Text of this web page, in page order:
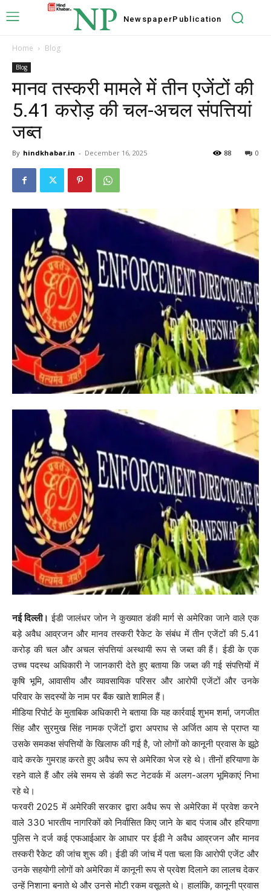
NP NewspaperPublication
Home Blog
Blog
मानव तस्करी मामले में तीन एजेंटों की
5.41 करोड़ की चल-अचल संपत्तियां
जब्त
By hindkhabar.in - December 16, 2025 0
88
नई दिल्ली। ईडी जालंधर जोन ने कुख्यात डंकी मार्ग से अमेरिका जाने वाले एक
बड़े अवैध आव्रजन और मानव तस्करी रैकेट के संबंध में तीन एजेंटों की 5.41
करोड़ की चल और अचल संपत्तियां अस्थायी रूप से जब्त की हैं। ईडी के एक
उच्च पदस्थ अधिकारी ने जानकारी देते हुए बताया कि जब्त की गई संपत्तियों में
कृषि भूमि, आवासीय और व्यावसायिक परिसर और आरोपी एजेंटों और उनके
परिवार के सदस्यों के नाम पर बैंक खाते शामिल हैं।
मीडिया रिपोर्ट के मुताबिक अधिकारी ने बताया कि यह कार्रवाई शुभम शर्मा, जगजीत
सिंह और सुरमुख सिंह नामक एजेंटों द्वारा अपराध से अर्जित आय से प्राप्त या
उसके समकक्ष संपत्तियों के खिलाफ की गई है, जो लोगों को कानूनी प्रवास के झूठे
वादे करके गुमराह करते हुए अवैध रूप से अमेरिका भेज रहे थे। तीनों हरियाणा के
रहने वाले हैं और लंबे समय से डंकी रूट नेटवर्क में अलग-अलग भूमिकाएं निभा
रहे थे।
फरवरी 2025 में अमेरिकी सरकार द्वारा अवैध रूप से अमेरिका में प्रवेश करने
वाले 330 भारतीय नागरिकों को निर्वासित किए जाने के बाद पंजाब और हरियाणा
पुलिस ने दर्ज कई एफआईआर के आधार पर ईडी ने अवैध आव्रजन और मानव
तस्करी रैकेट की जांच शुरू की। ईडी की जांच में पता चला कि आरोपी एजेंट और
उनके सहयोगी लोगों को अमेरिका में कानूनी रूप से प्रवेश दिलाने का लालच देकर
उन्हें निशाना बनाते थे और उनसे मोटी रकम वसूलते थे। हालांकि, कानूनी प्रवास